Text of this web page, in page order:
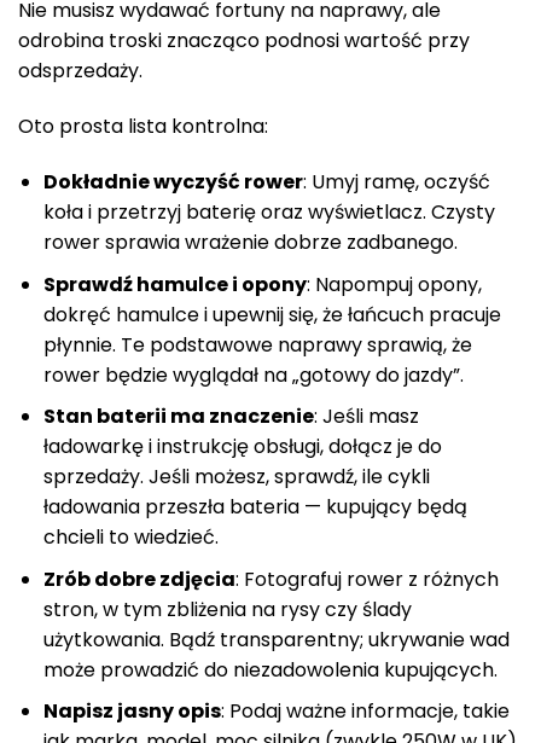
Nie musisz wydawać fortuny na naprawy, ale
odrobina troski znacząco podnosi wartość przy
odsprzedaży.
Oto prosta lista kontrolna:
Dokładnie wyczyść rower: Umyj ramę, oczyść
koła i przetrzyj baterię oraz wyświetlacz. Czysty
rower sprawia wrażenie dobrze zadbanego.
Sprawdź hamulce i opony: Napompuj opony,
dokręć hamulce i upewnij się, że łańcuch pracuje
płynnie. Te podstawowe naprawy sprawią, że
rower będzie wyglądał na „gotowy do jazdy”.
Stan baterii ma znaczenie: Jeśli masz
ładowarkę i instrukcję obsługi, dołącz je do
sprzedaży. Jeśli możesz, sprawdź, ile cykli
ładowania przeszła bateria — kupujący będą
chcieli to wiedzieć.
Zrób dobre zdjęcia: Fotografuj rower z różnych
stron, w tym zbliżenia na rysy czy ślady
użytkowania. Bądź transparentny; ukrywanie wad
może prowadzić do niezadowolenia kupujących.
Napisz jasny opis: Podaj ważne informacje, takie